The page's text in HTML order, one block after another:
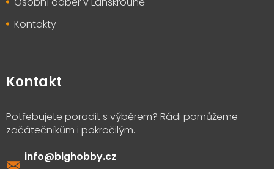
Kontakty
Kontakt
info@bighobby.cz